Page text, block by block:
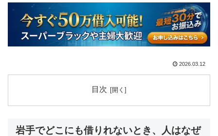
2026.03.12
目次
岩手でどこにも借りれないとき、人はなぜ